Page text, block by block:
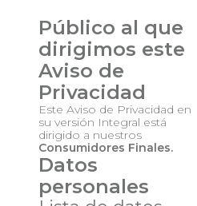
Público al que
dirigimos este
Aviso de
Privacidad
Este Aviso de Privacidad en
su versión Integral está
dirigido a nuestros
Consumidores Finales.
Datos
personales